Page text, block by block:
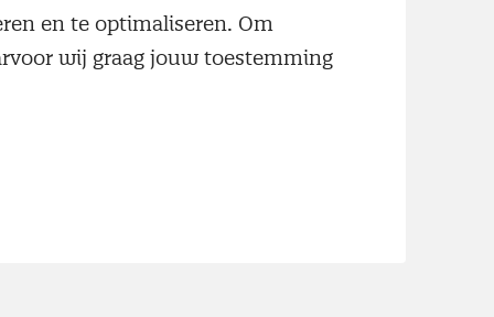
en te optimaliseren. Om
wij graag jouw toestemming